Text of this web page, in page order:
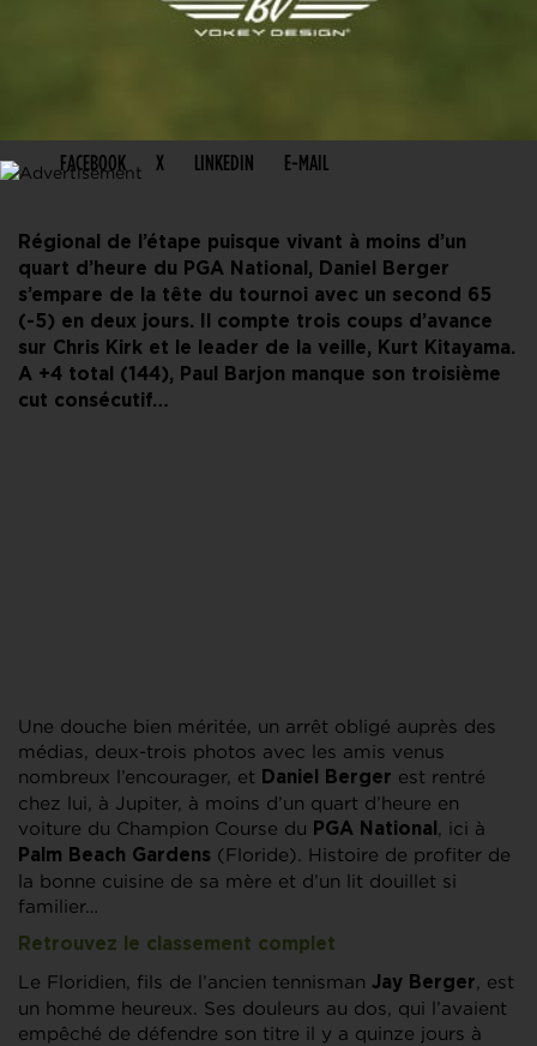
FACEBOOK X LINKEDIN E-MAIL
Régional de l’étape puisque vivant à moins d’un
quart d’heure du PGA National, Daniel Berger
s’empare de la tête du tournoi avec un second 65
(-5) en deux jours. Il compte trois coups d’avance
sur Chris Kirk et le leader de la veille, Kurt Kitayama.
A +4 total (144), Paul Barjon manque son troisième
cut consécutif…
Une douche bien méritée, un arrêt obligé auprès des
médias, deux-trois photos avec les amis venus
nombreux l’encourager, et Daniel Berger est rentré
chez lui, à Jupiter, à moins d’un quart d’heure en
voiture du Champion Course du PGA National , ici à
Palm Beach Gardens (Floride). Histoire de profiter de
la bonne cuisine de sa mère et d’un lit douillet si
familier…
Retrouvez le classement complet
Le Floridien, fils de l’ancien tennisman Jay Berger, est
un homme heureux. Ses douleurs au dos, qui l’avaient
empêché de défendre son titre il y a quinze jours à